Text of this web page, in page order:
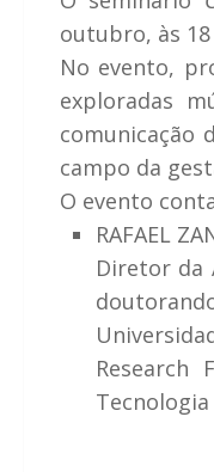
outubro, às
No evento,
exploradas
comunicação
campo da
O evento
RAFAEL
Diretor da
Research